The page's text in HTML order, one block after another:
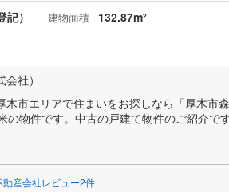
記） 建物面積 132.87m2
社）
木市エリアで住まいをお探しなら「厚木市
物件です。中古の戸建て物件のご紹介で
動産会社レビュー2件